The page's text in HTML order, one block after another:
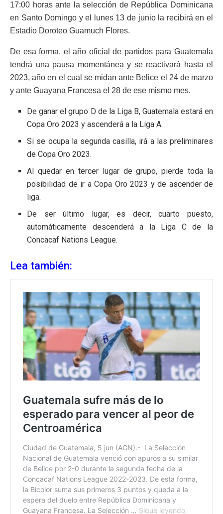
17:00 horas ante la selección de República Dominicana
en Santo Domingo y el lunes 13 de junio la recibirá en el
Estadio Doroteo Guamuch Flores.
De esa forma, el año oficial de partidos para Guatemala
tendrá una pausa momentánea y se reactivará hasta el
2023, año en el cual se midan ante Belice el 24 de marzo
y ante Guayana Francesa el 28 de ese mismo mes.
De ganar el grupo D de la Liga B, Guatemala estará en
Copa Oro 2023 y ascenderá a la Liga A.
Si se ocupa la segunda casilla, irá a las preliminares
de Copa Oro 2023.
Al quedar en tercer lugar de grupo, pierde toda la
posibilidad de ir a Copa Oro 2023 y de ascender de
liga.
De ser último lugar, es decir, cuarto puesto,
automáticamente descenderá a la Liga C de la
Concacaf Nations League.
Lea también: